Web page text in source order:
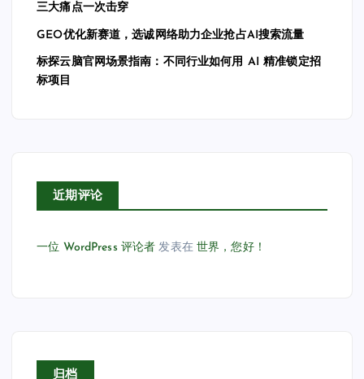
三大痛点一次击穿
GEO优化新赛道，选诚网络助力企业抢占AI搜索流量
标探云脑官网场景指南：不同行业如何用 AI 精准锁定招
标项目
近期评论
一位 WordPress 评论者 发表在世界，您好！
归档